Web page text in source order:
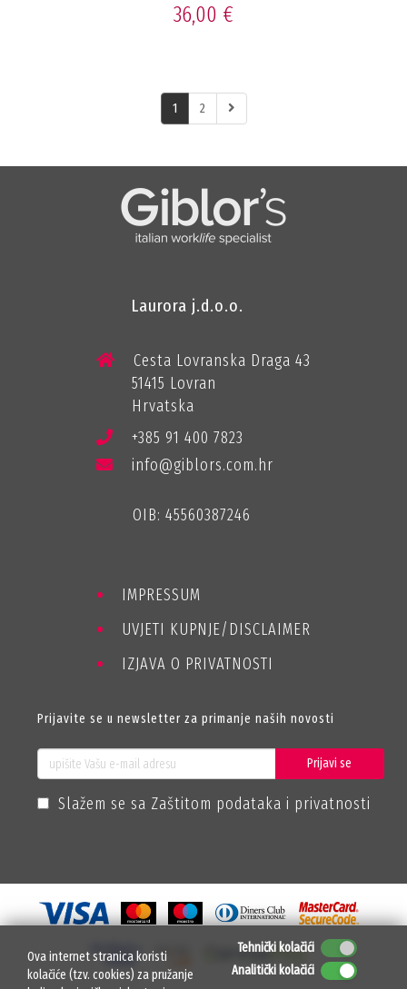
36,00 €
1 2
Laurora j.d.o.o.
Cesta Lovranska Draga 43
51415 Lovran
Hrvatska
+385 91 400 7823
info@giblors.com.hr
OIB: 45560387246
IMPRESSUM
UVJETI KUPNJE/DISCLAIMER
IZJAVA O PRIVATNOSTI
Prijavite se u newsletter za primanje naših novosti
Prijavi se
Slažem se sa Zaštitom podataka i privatnosti
Ova internet stranica koristi
kolačiće (tzv. cookies) za pružanje
Tehnički kolačići
Analitički kolačići